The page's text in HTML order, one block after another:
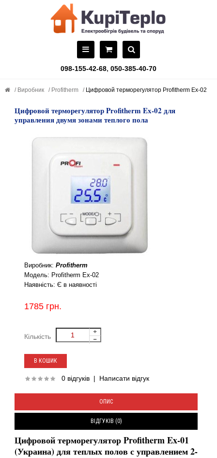
098-155-42-68, 050-385-40-70
Виробник Profitherm Цифровой терморегулятор Profitherm Ex-02
Цифровой терморегулятор Profitherm Ex-02 для
управления двумя зонами теплого пола
Виробник: Profitherm
Модель: Profitherm Ex-02
Наявність: Є в наявності
1785 грн.
Кількість
0 відгуків | Написати відгук
ОПИС
ВІДГУКІВ (0)
Цифровой терморегулятор Profitherm Ex-01
(Украина) для теплых полов с управлением 2-